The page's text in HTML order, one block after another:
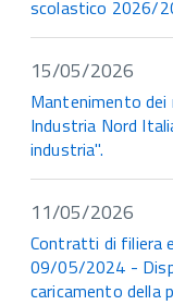
scolastico 2026/
15/05/2026
Mantenimento dei
Industria Nord
industria".
11/05/2026
Contratti di filiera
09/05/2024 -
caricamento della